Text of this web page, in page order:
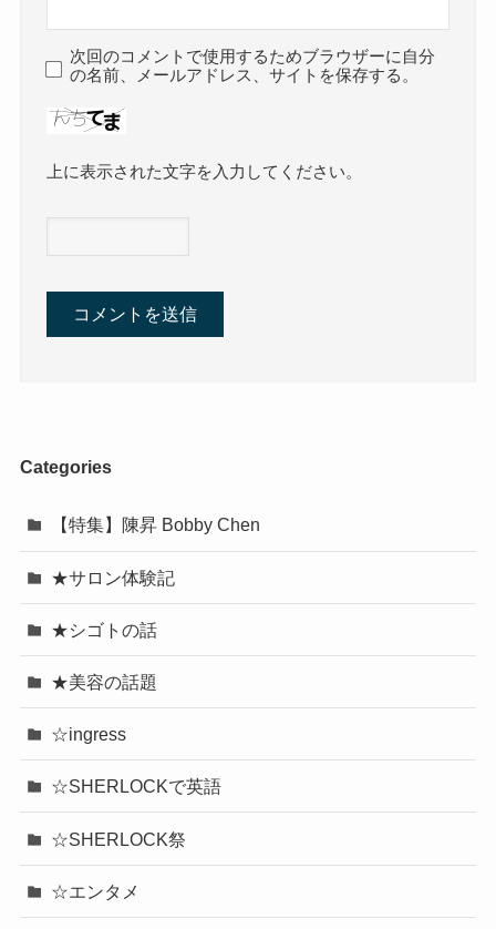
次回のコメントで使用するためブラウザーに自分
の名前、メールアドレス、サイトを保存する。
上に表示された文字を入力してください。
Categories
【特集】陳昇 Bobby Chen
★サロン体験記
★シゴトの話
★美容の話題
☆ingress
☆SHERLOCKで英語
☆SHERLOCK祭
☆エンタメ